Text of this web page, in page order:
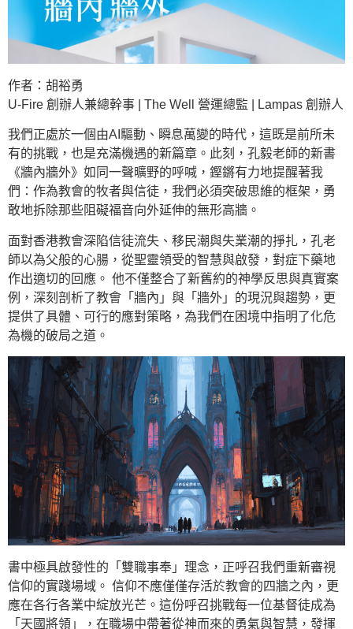
作者：胡裕勇
U-Fire 創辦人兼總幹事 | The Well 營運總監 | Lampas 創辦人
我們正處於一個由AI驅動、瞬息萬變的時代，這既是前所未
有的挑戰，也是充滿機遇的新篇章。此刻，孔毅老師的新書
《牆內牆外》如同一聲曠野的呼喊，鏗鏘有力地提醒著我
們：作為教會的牧者與信徒，我們必須突破思維的框架，勇
敢地拆除那些阻礙福音向外延伸的無形高牆。
面對香港教會深陷信徒流失、移民潮與失業潮的掙扎，孔老
師以為父般的心腸，從聖靈領受的智慧與啟發，對症下藥地
作出適切的回應。 他不僅整合了新舊約的神學反思與真實案
例，深刻剖析了教會「牆內」與「牆外」的現況與趨勢，更
提供了具體、可行的應對策略，為我們在困境中指明了化危
為機的破局之道。
書中極具啟發性的「雙職事奉」理念，正呼召我們重新審視
信仰的實踐場域。 信仰不應僅僅存活於教會的四牆之內，更
應在各行各業中綻放光芒。這份呼召挑戰每一位基督徒成為
「天國將領」，在職場中帶著從神而來的勇氣與智慧，發揮